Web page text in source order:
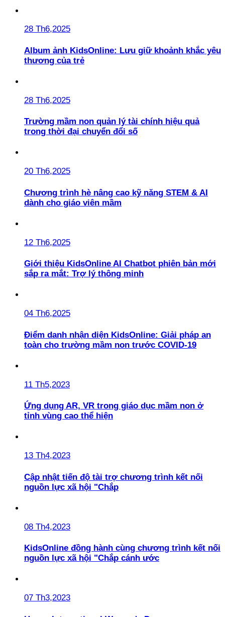
28 Th6,2025
Album ảnh KidsOnline: Lưu giữ khoảnh khắc yêu
thương của trẻ
28 Th6,2025
Trường mầm non quản lý tài chính hiệu quả
trong thời đại chuyển đổi số
20 Th6,2025
Chương trình hè nâng cao kỹ năng STEM & AI
dành cho giáo viên mầm
12 Th6,2025
Giới thiệu KidsOnline AI Chatbot phiên bản mới
sắp ra mắt: Trợ lý thông minh
04 Th6,2025
Điểm danh nhận diện KidsOnline: Giải pháp an
toàn cho trường mầm non trước COVID-19
11 Th5,2023
Ứng dụng AR, VR trong giáo dục mầm non ở
tỉnh vùng cao thể hiện
13 Th4,2023
Cập nhật tiến độ tài trợ chương trình kết nối
nguồn lực xã hội "Chắp
08 Th4,2023
KidsOnline đồng hành cùng chương trình kết nối
nguồn lực xã hội "Chắp cánh ước
07 Th3,2023